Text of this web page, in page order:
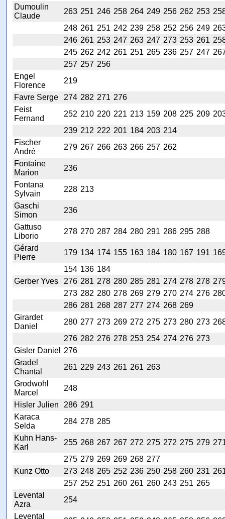
Dumoulin
Claude
263 251 246 258 264 249 256 262 253
248 261 251 242 239 258 252 256 249
246 261 253 247 263 247 273 253 261
245 262 242 261 251 265 236 257 247
257 257 256
Engel
Florence
219
Favre Serge
274 282 271 276
Feist
Fernand
252 210 220 221 213 159 208 225 209
239 212 222 201 184 203 214
Fischer
André
279 267 266 263 266 257 262
Fontaine
Marion
236
Fontana
Sylvain
228 213
Gaschi
Simon
236
Gattuso
Liborio
278 270 287 284 280 291 286 295 288
Gérard
Pierre
179 134 174 155 163 184 180 167 191
154 136 184
Gerber Yves
276 281 278 280 285 281 274 278 278
273 282 280 278 269 279 270 274 276
286 281 268 287 277 274 268 269
Girardet
Daniel
280 277 273 269 272 275 273 280 273
276 282 276 278 253 254 274 276 273
Gisler Daniel
276
Gradel
Chantal
261 229 243 261 261 263
Grodwohl
Marcel
248
Hisler Julien
286 291
Karaca
Selda
284 278 285
Kuhn Hans-
Karl
255 268 267 267 272 275 272 275 279
275 279 269 269 268 277
Kunz Otto
273 248 265 252 236 250 258 260 231
257 252 251 260 261 260 243 251 265
Levental
Azra
254
Levental